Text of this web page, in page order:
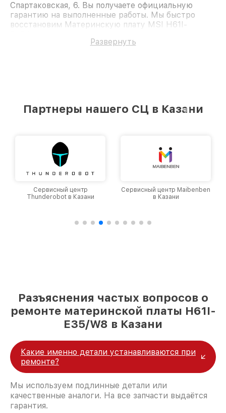
Спартаковская, 6. Вы получаете официальную
гарантию на выполненные работы. Мы быстро
восстановим Материнскую плату MSI H61I-
Развернуть
Партнеры нашего СЦ в Казани
Сервисный центр
Thunderobot в Казани
Сервисный центр Maibenben
в Казани
Разъяснения частых вопросов о
ремонте материнской платы H61I-
E35/W8 в Казани
Какие именно детали устанавливаются при
ремонте?
Мы используем подлинные детали или
качественные аналоги. На все запчасти выдаётся
гарантия.